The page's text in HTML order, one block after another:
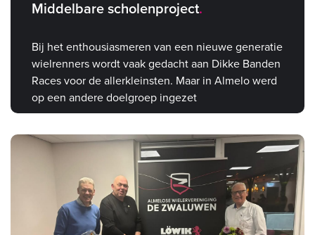
Middelbare scholenproject
Bij het enthousiasmeren van een nieuwe generatie
wielrenners wordt vaak gedacht aan Dikke Banden
Races voor de allerkleinsten. Maar in Almelo werd
op een andere doelgroep ingezet